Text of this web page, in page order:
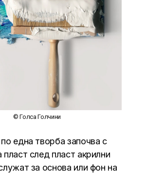
© Голса Голчини
една творба започва с
пласт след пласт акрилни
за основа или фон на